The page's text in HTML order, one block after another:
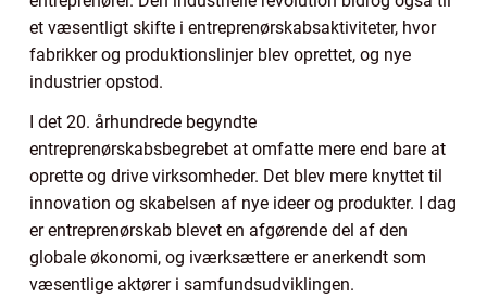
et væsentligt skifte i entreprenørskabsaktiviteter, hvor
fabrikker og produktionslinjer blev oprettet, og nye
industrier opstod.
I det 20. århundrede begyndte
entreprenørskabsbegrebet at omfatte mere end bare at
oprette og drive virksomheder. Det blev mere knyttet til
innovation og skabelsen af nye ideer og produkter. I dag
er entreprenørskab blevet en afgørende del af den
globale økonomi, og iværksættere er anerkendt som
væsentlige aktører i samfundsudviklingen.